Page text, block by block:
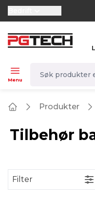
selector.vat
Menu
Produkter
Tilbehør
Filter